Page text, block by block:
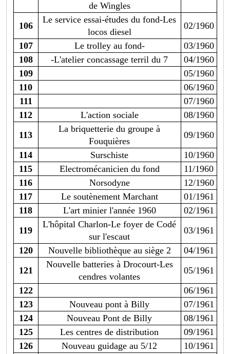
de Wingles
106
Le service essai-études du fond-Les
locos diesel
02/1960
107
Le trolley au fond-
03/1960
108
-L'atelier concassage terril du 7
04/1960
109
05/1960
110
06/1960
111
07/1960
112
L'action sociale
08/1960
113
La briquetterie du groupe à
Fouquières
09/1960
114
Surschiste
10/1960
115
Electromécanicien du fond
11/1960
116
Norsodyne
12/1960
117
Le soutènement Marchant
01/1961
118
L'art minier l'année 1960
02/1961
119
L'hôpital Charlon-Le foyer de Codé
sur l'escaut
03/1961
120
Nouvelle bibliothèque au siège 2
04/1961
121
Nouvelle batteries à Drocourt-Les
cendres volantes
05/1961
122
06/1961
123
Nouveau pont à Billy
07/1961
124
Nouveau Pont de Billy
08/1961
125
Les centres de distribution
09/1961
126
Nouveau guidage au 5/12
10/1961